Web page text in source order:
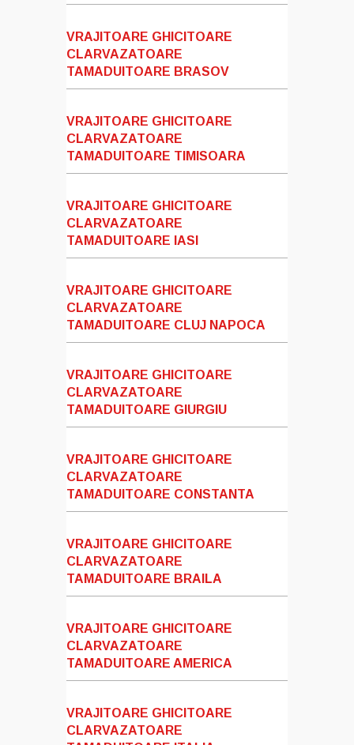
VRAJITOARE GHICITOARE
CLARVAZATOARE
TAMADUITOARE BRASOV
VRAJITOARE GHICITOARE
CLARVAZATOARE
TAMADUITOARE TIMISOARA
VRAJITOARE GHICITOARE
CLARVAZATOARE
TAMADUITOARE IASI
VRAJITOARE GHICITOARE
CLARVAZATOARE
TAMADUITOARE CLUJ NAPOCA
VRAJITOARE GHICITOARE
CLARVAZATOARE
TAMADUITOARE GIURGIU
VRAJITOARE GHICITOARE
CLARVAZATOARE
TAMADUITOARE CONSTANTA
VRAJITOARE GHICITOARE
CLARVAZATOARE
TAMADUITOARE BRAILA
VRAJITOARE GHICITOARE
CLARVAZATOARE
TAMADUITOARE AMERICA
VRAJITOARE GHICITOARE
CLARVAZATOARE